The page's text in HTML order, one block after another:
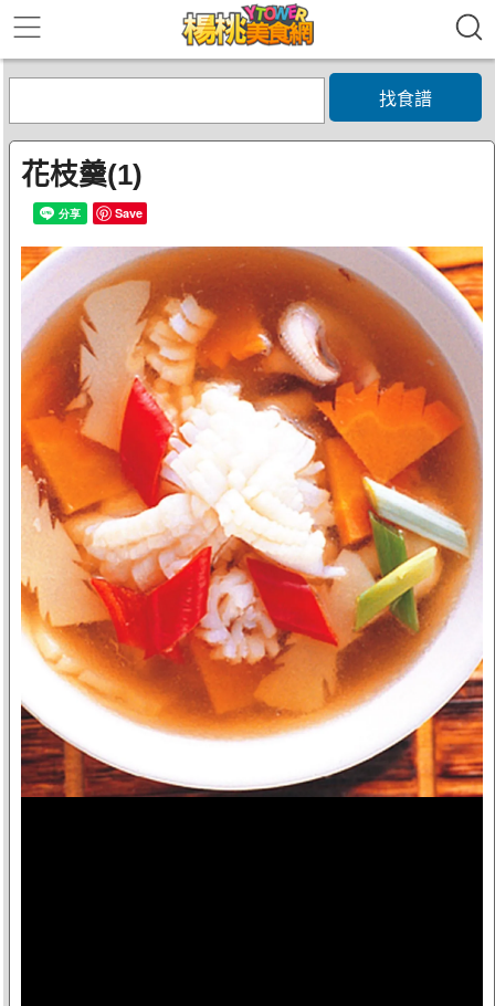
找食譜
花枝羹(1)
Save